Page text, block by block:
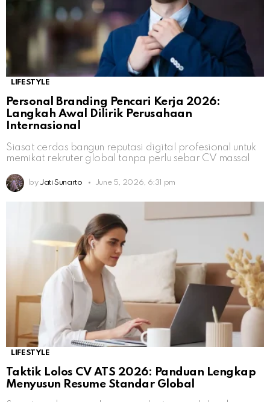
LIFESTYLE
Personal Branding Pencari Kerja 2026:
Langkah Awal Dilirik Perusahaan
Internasional
Siasat cerdas bangun reputasi digital profesional untuk
memikat rekruter global tanpa perlu sebar CV massal
by Jati Sunarto June 5, 2026, 6:31 pm
LIFESTYLE
Taktik Lolos CV ATS 2026: Panduan Lengkap
Menyusun Resume Standar Global